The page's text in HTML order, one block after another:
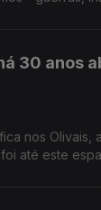
30 anos
nos Olivais,
até este